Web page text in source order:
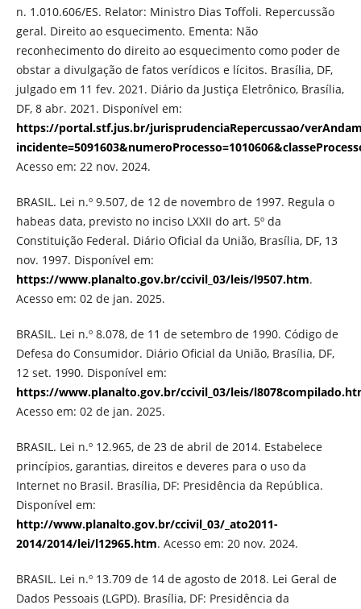
n. 1.010.606/ES. Relator: Ministro Dias Toffoli. Repercussão
geral. Direito ao esquecimento. Ementa: Não
reconhecimento do direito ao esquecimento como poder de
obstar a divulgação de fatos verídicos e lícitos. Brasília, DF,
julgado em 11 fev. 2021. Diário da Justiça Eletrônico, Brasília,
DF, 8 abr. 2021. Disponível em:
https://portal.stf.jus.br/jurisprudenciaRepercussao/
Acesso em: 22 nov. 2024.
BRASIL. Lei n.º 9.507, de 12 de novembro de 1997. Regula o
habeas data, previsto no inciso LXXII do art. 5º da
Constituição Federal. Diário Oficial da União, Brasília, DF, 13
nov. 1997. Disponível em:
https://www.planalto.gov.br/ccivil_03/leis/l9507.htm.
Acesso em: 02 de jan. 2025.
BRASIL. Lei n.º 8.078, de 11 de setembro de 1990. Código de
Defesa do Consumidor. Diário Oficial da União, Brasília, DF,
12 set. 1990. Disponível em:
https://www.planalto.gov.br/ccivil_03/leis/
Acesso em: 02 de jan. 2025.
BRASIL. Lei n.º 12.965, de 23 de abril de 2014. Estabelece
princípios, garantias, direitos e deveres para o uso da
Internet no Brasil. Brasília, DF: Presidência da República.
Disponível em:
http://www.planalto.gov.br/ccivil_03/_ato2011-
2014/2014/lei/l12965.htm. Acesso em: 20 nov. 2024.
BRASIL. Lei n.º 13.709 de 14 de agosto de 2018. Lei Geral de
Dados Pessoais (LGPD). Brasília, DF: Presidência da